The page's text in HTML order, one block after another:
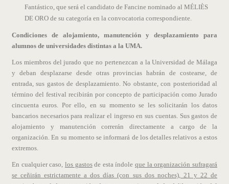
Fantástico, que será el candidato de Fancine nominado al MÉLIÈS
DE ORO de su categoría en la convocatoria correspondiente.
Condiciones de alojamiento, manutención y desplazamiento para
alumnos de universidades distintas a la UMA.
Los miembros del jurado que no pertenezcan a la Universidad de Málaga
y deban desplazarse desde otras provincias habrán de costearse, de
entrada, sus gastos de desplazamiento. No obstante, con posterioridad al
término del festival recibirán por concepto de participación como Jurado
cincuenta euros. Por ello, en su momento se les solicitarán los datos
bancarios necesarios para realizar el ingreso en sus cuentas. Sus gastos de
alojamiento y manutención correrán directamente a cargo de la
organización. En su momento se informará de los detalles relativos a estos
extremos.
En cualquier caso, los gastosde esta índoleque la organización sufragará
se ceñirán estrictamente a dos días (con sus dos noches), 21 y 22 de